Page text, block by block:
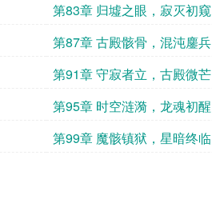
第83章 归墟之眼，寂灭初窥
第87章 古殿骸骨，混沌鏖兵
第91章 守寂者立，古殿微芒
第95章 时空涟漪，龙魂初醒
第99章 魔骸镇狱，星暗终临